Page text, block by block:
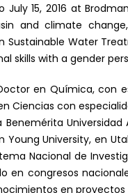
July 15, 2016 at
and climate
Water
skills with a gender
en Química, con
Ciencias con
University, en
Nacional de
en congresos
en